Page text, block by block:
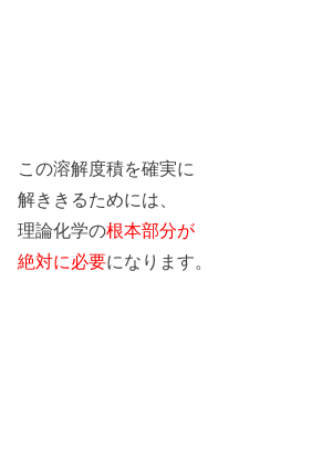
この溶解度積を確実に
解ききるためには、
理論化学の根本部分が
絶対に必要になります。